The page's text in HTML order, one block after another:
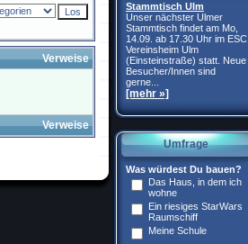
Verweise
Verweise
Stammtisch Ulm
Unser nächster Ulmer
Stammtisch findet am Mo,
14.09. ab 17.30 Uhr im ESC
Vereinsheim Ulm
(Einsteinstraße) statt. Neue
Besucher/Innen sind
gerne...
[mehr »]
Umfrage
Was würdest Du bauen?
Das Haus, in dem ich
wohne
Ein riesiges StarWars
Raumschiff
Meine Schule